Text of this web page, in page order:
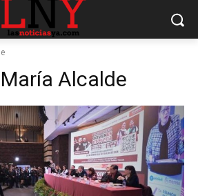
Alcalde